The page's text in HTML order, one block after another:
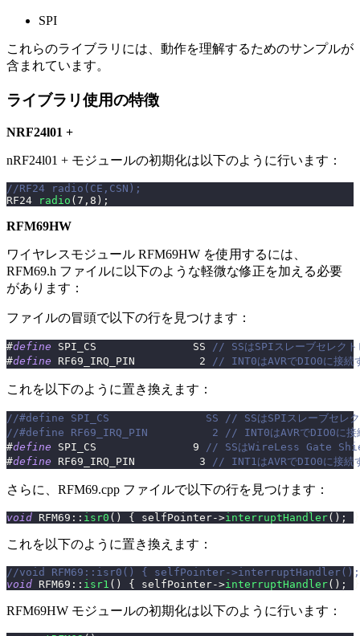
SPI
これらのライブラリには、動作を理解するためのサンプルが
含まれています。
ライブラリ使用の特徴
NRF24l01 +
nRF24l01 + モジュールの初期化は以下のように行います：
//RF24 radio(CE,CSN);
RF24
radio ( 7 , 8 ) ;
RFM69HW
ワイヤレスモジュール RFM69HW を使用するには、
RFM69.h ファイルに以下のような軽微な修正を加える必要
があります：
ファイルの冒頭で以下の行を見つけます：
#define SPI_CS SS // SSはSPIスレーブセレクト
#define RF69_IRQ_PIN 2 // INT0はAVRでDIO0に接続
これを以下のように置き換えます：
//#define SPI_CS               SS // SSはSPIスレーブセレクト
//#define RF69_IRQ_PIN          2 // INT0はAVRでDIO0に接続す
#define SPI_CS 9
// SSはWireLess Gate
#define RF69_IRQ_PIN 3 // INT1はAVRでDIO0に接続
さらに、RFM69.cpp ファイルで以下の行を見つけます：
void RFM69 :: isr0 ( ) { selfPointer->interruptHandler( ) ;
これを以下のように置き換えます：
//void RFM69::isr0() { selfPointer-
void RFM69 :: isr1 ( ) { selfPointer->interruptHandler( ) ;
RFM69HW モジュールの初期化は以下のように行います：